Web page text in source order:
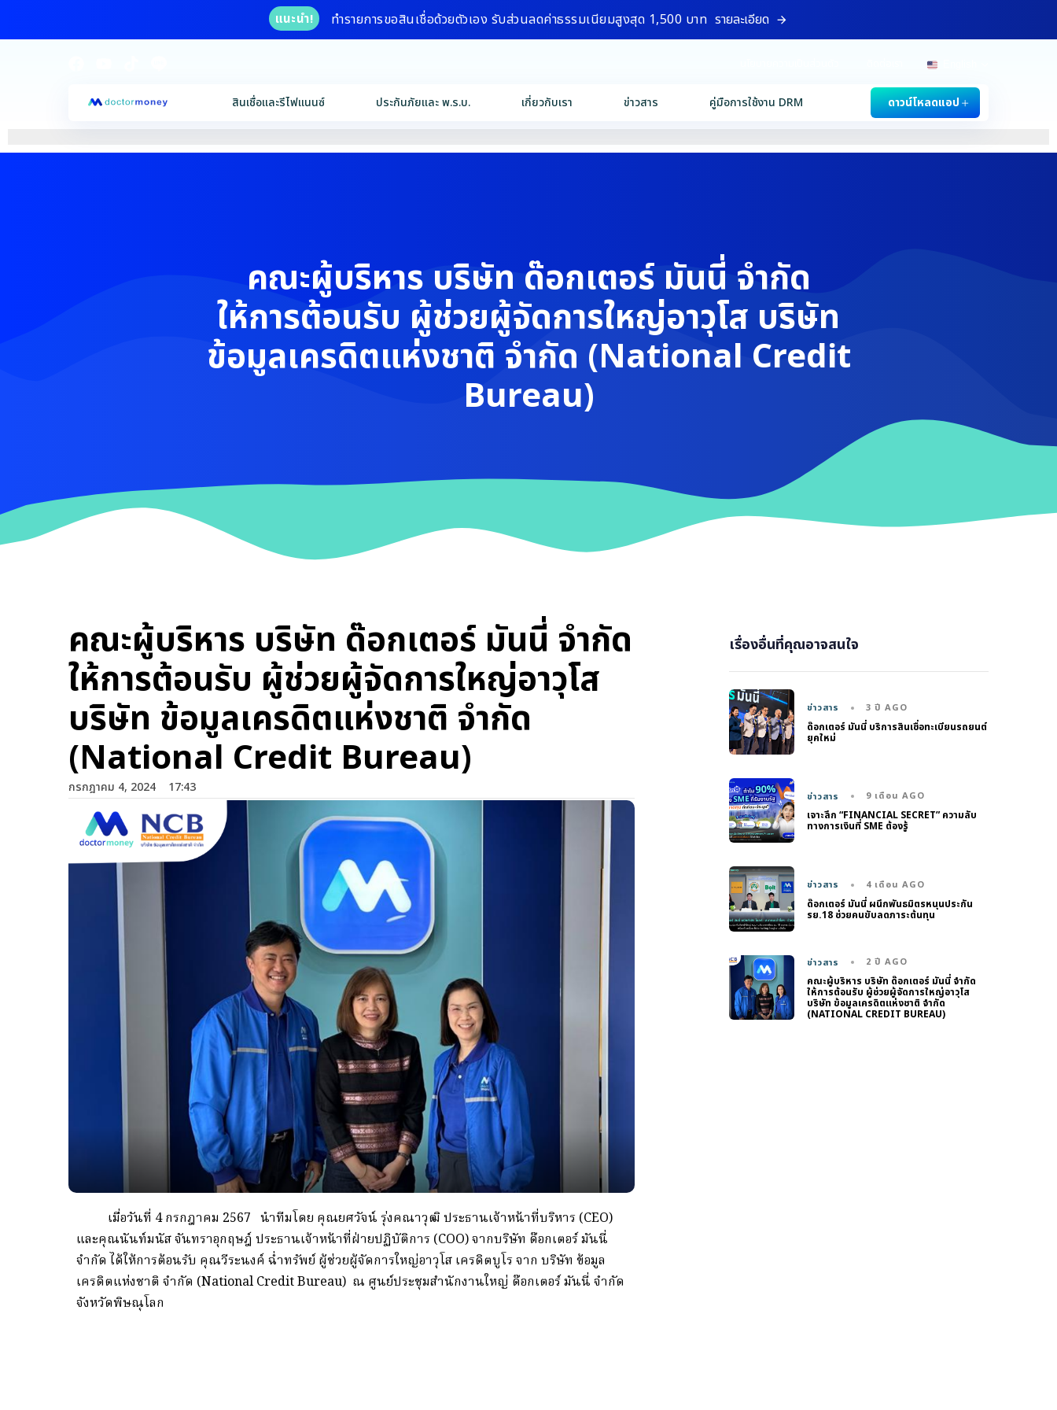
แนะนำ! ทำรายการขอสินเชื่อด้วยตัวเอง รับส่วนลดค่าธรรมเนียมสูงสุด 1,500 บาท รายละเอียด
สินเชื่อและรีไฟแนนซ์ ประกันภัยและ พ.ร.บ. เกี่ยวกับเรา ข่าวสาร คู่มือการใช้งาน DRM ดาวน์โหลดแอป
คณะผู้บริหาร บริษัท ด๊อกเตอร์ มันนี่ จำกัด
ให้การต้อนรับ ผู้ช่วยผู้จัดการใหญ่อาวุโส บริษัท
ข้อมูลเครดิตแห่งชาติ จำกัด (National Credit
Bureau)
คณะผู้บริหาร บริษัท ด๊อกเตอร์ มันนี่ จำกัด
ให้การต้อนรับ ผู้ช่วยผู้จัดการใหญ่อาวุโส
บริษัท ข้อมูลเครดิตแห่งชาติ จำกัด
(National Credit Bureau)
กรกฎาคม 4, 2024 17:43
เมื่อวันที่ 4 กรกฎาคม 2567 นำทีมโดย คุณยศวัจน์ รุ่งคณาวุฒิ ประธานเจ้าหน้าที่บริหาร (CEO)
และคุณนันท์มนัส จันทราอุกฤษฎ์ ประธานเจ้าหน้าที่ฝ่ายปฏิบัติการ (COO) จากบริษัท ด๊อกเตอร์ มันนี่
จำกัด ได้ให้การต้อนรับ คุณวีระนงค์ ฉ่ำทรัพย์ ผู้ช่วยผู้จัดการใหญ่อาวุโส เครดิตบูโร จาก บริษัท ข้อมูล
เครดิตแห่งชาติ จำกัด (National Credit Bureau) ณ ศูนย์ประชุมสำนักงานใหญ่ ด๊อกเตอร์ มันนี่ จำกัด
จังหวัดพิษณุโลก
เรื่องอื่นที่คุณอาจสนใจ
ข่าวสาร 3 ปี AGO
ด๊อกเตอร์ มันนี่ บริการสินเชื่อทะเบียนรถยนต์
ยุคใหม่
ข่าวสาร 9 เดือน AGO
เจาะลึก “FINANCIAL SECRET” ความลับ
ทางการเงินที่ SME ต้องรู้
ข่าวสาร 4 เดือน AGO
ด๊อกเตอร์ มันนี่ ผนึกพันธมิตรหนุนประกัน
รย.18 ช่วยคนขับลดภาระต้นทุน
ข่าวสาร 2 ปี AGO
คณะผู้บริหาร บริษัท ด๊อกเตอร์ มันนี่ จำกัด
ให้การต้อนรับ ผู้ช่วยผู้จัดการใหญ่อาวุโส
บริษัท ข้อมูลเครดิตแห่งชาติ จำกัด
(NATIONAL CREDIT BUREAU)